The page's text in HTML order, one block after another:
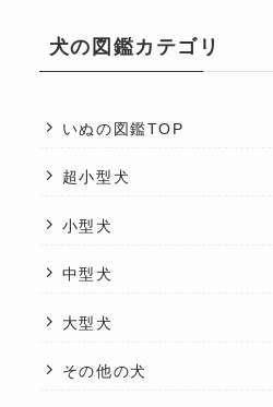
犬の図鑑カテゴリ
いぬの図鑑TOP
超小型犬
小型犬
中型犬
大型犬
その他の犬